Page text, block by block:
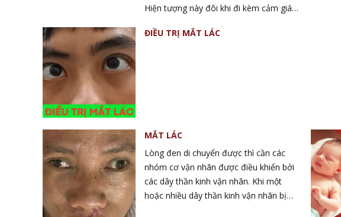
Hiện tượng này đôi khi đi kèm cảm giác
nhiều người không khỏi lo lắng. Thực
ĐIỀU TRỊ MẮT LÁC
MẮT LÁC
Lòng đen di chuyển được thì cần các
nhóm cơ vận nhãn được điều khiển bởi
các dây thần kinh vận nhãn. Khi một
hoặc nhiều dây thần kinh vận nhãn bị